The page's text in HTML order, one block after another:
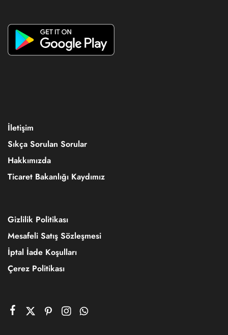
İletişim
Sıkça Sorulan Sorular
Hakkımızda
Ticaret Bakanlığı Kaydımız
Gizlilik Politikası
Mesafeli Satış Sözleşmesi
İptal İade Koşulları
Çerez Politikası